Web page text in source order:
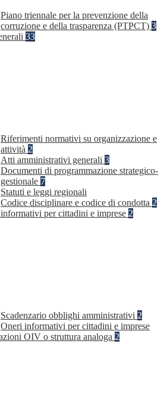
Piano triennale per la prevenzione della
corruzione e della trasparenza (PTPCT) 3
33
Riferimenti normativi su organizzazione e
attività 2
Atti amministrativi generali 3
Documenti di programmazione strategico-
gestionale 7
Statuti e leggi regionali
Codice disciplinare e codice di condotta 2
per cittadini e imprese 2
Scadenzario obblighi amministrativi 2
Oneri informativi per cittadini e imprese
OIV o struttura analoga 2